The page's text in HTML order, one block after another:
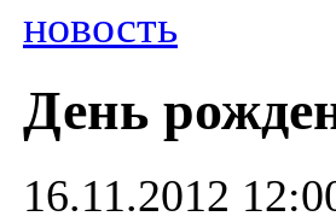
новость
День
16.11.2012